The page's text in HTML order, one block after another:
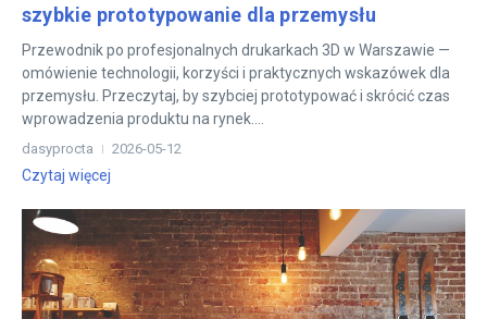
szybkie prototypowanie dla przemysłu
Przewodnik po profesjonalnych drukarkach 3D w Warszawie —
omówienie technologii, korzyści i praktycznych wskazówek dla
przemysłu. Przeczytaj, by szybciej prototypować i skrócić czas
wprowadzenia produktu na rynek....
dasyprocta 2026-05-12
Czytaj więcej